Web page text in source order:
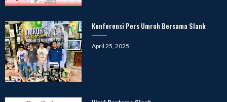
Konferensi Pers Umroh Bersama Slank
Posted
April 25, 2025